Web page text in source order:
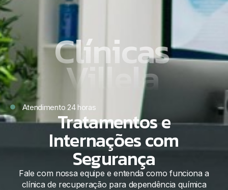
Clínicas
Villela
Atendimento 24 horas
Tratamentos e
Internações com
Segurança
Fale com nossa equipe e entenda como funciona a
clínica de recuperação para dependência química